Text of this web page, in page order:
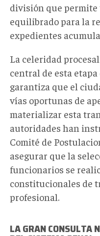
división que
equilibrado para la
expedientes
La celeridad
central de esta
garantiza que el
vías oportunas de
materializar esta
autoridades han
Comité de
asegurar que la
funcionarios se
constitucionales de
profesional.
LA GRAN CONSULTA